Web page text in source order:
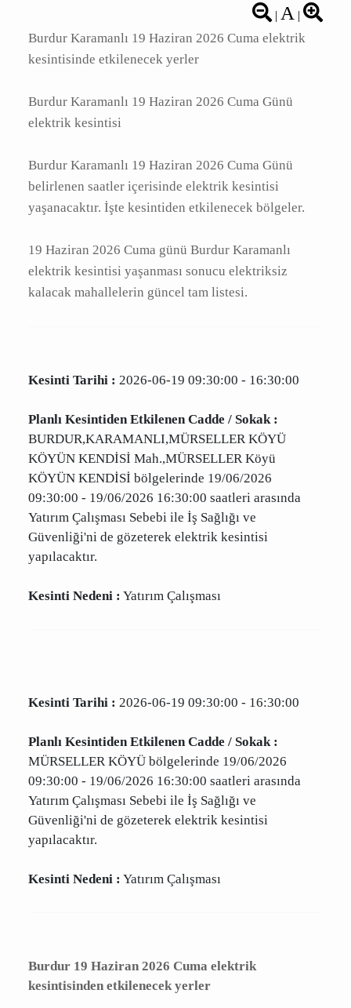
|A|
Burdur Karamanlı 19 Haziran 2026 Cuma
Burdur Karamanlı 19 Haziran 2026 Cuma
Burdur Karamanlı 19 Haziran 2026 Cuma
Günü belirlenen saatler içerisinde elektrik
etkilenecek bölgeler.
19 Haziran 2026 Cuma günü Burdur
Kesinti Tarihi :2026-06-19 09:30:00 - 16:30:00
Planlı Kesintiden Etkilenen Cadde / Sokak :
BURDUR,KARAMANLI,MÜRSELLER KÖYÜ
KÖYÜN KENDİSİ Mah.,MÜRSELLER Köyü KÖYÜN
KENDİSİ bölgelerinde 19/06/2026 09:30:00 -
19/06/2026 16:30:00 saatleri arasında Yatırım
gözeterek elektrik kesintisi yapılacaktır.
Kesinti Tarihi :2026-06-19 09:30:00 - 16:30:00
Planlı Kesintiden Etkilenen Cadde / Sokak :
MÜRSELLER KÖYÜ bölgelerinde 19/06/2026
09:30:00 - 19/06/2026 16:30:00 saatleri
arasında Yatırım Çalışması Sebebi ile İş Sağlığı
yapılacaktır.